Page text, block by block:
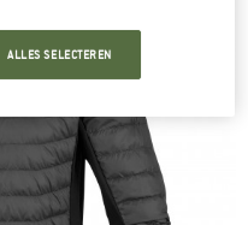
ALLES SELECTEREN